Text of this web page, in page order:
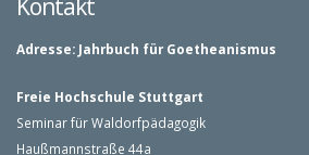
Adresse: Jahrbuch für Goetheanismus
Freie Hochschule Stuttgart
Seminar für Waldorfpädagogik
Haußmannstraße 44a